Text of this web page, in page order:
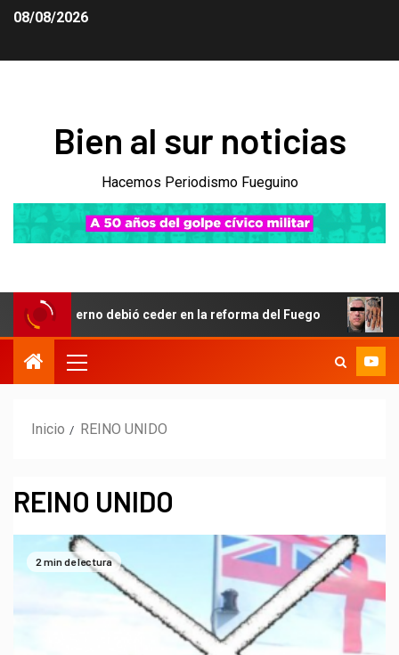
08/08/2026
Bien al sur noticias
Hacemos Periodismo Fueguino
debió ceder en la reforma del Fuego Obsesión
Inicio REINO UNIDO
REINO UNIDO
2 min de lectura